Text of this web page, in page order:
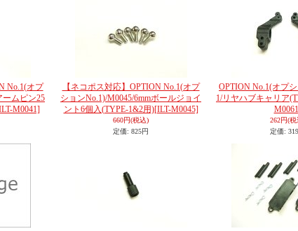
No.1(オプ
ームピン25
M0041]
【ネコポス対応】OPTION No.1(オプ
ションNo.1)/M0045/6mmボールジョイ
ント6個入(TYPE-1&2用)[ILT-M0045]
660円(税込)
定価: 825円
OPTION No.1(オプ
1/リヤハブキャリア
262円(税
定価: